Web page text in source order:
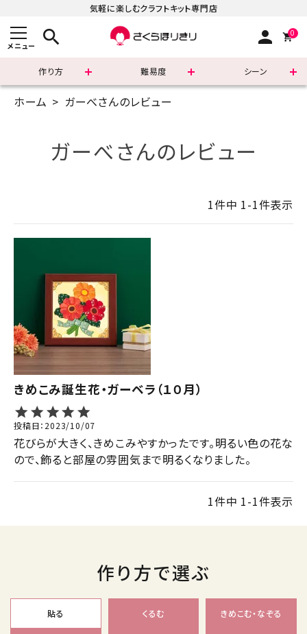
気軽に楽しむクラフトキット専門店
メニュー search person 0
作り方 難易度 シーン
まずはこちら
新着商品
診断チャート
ジャンルで選ぶ
レビューを見る
コーポレートサイト
実店舗案内
デイサービス／
介護施設関係の方へ
ホーム ガーべさんのレビュー
ガーべさんのレビュー
1件中 1-1件表示
きめこみ誕生花・ガーベラ（１０月）
投稿日 2023/10/07
花びらが大きく、きめこみやすかったです。明るい色の花な
ので、飾ると部屋の雰囲気まで明るくなりました。
1件中 1-1件表示
作り方で選ぶ
貼る くるむ きめこむ・なぞる